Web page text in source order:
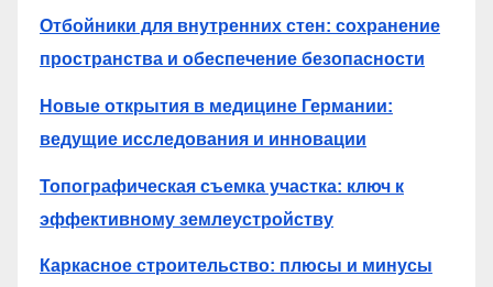
Отбойники для внутренних стен: сохранение
пространства и обеспечение безопасности
Новые открытия в медицине Германии:
ведущие исследования и инновации
Топографическая съемка участка: ключ к
эффективному землеустройству
Каркасное строительство: плюсы и минусы